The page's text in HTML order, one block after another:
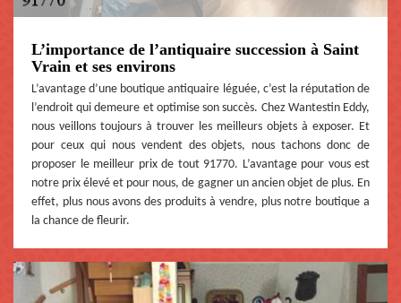
L’importance de l’antiquaire succession à Saint
Vrain et ses environs
L’avantage d’une boutique antiquaire léguée, c’est la réputation de
l’endroit qui demeure et optimise son succès. Chez Wantestin Eddy,
nous veillons toujours à trouver les meilleurs objets à exposer. Et
pour ceux qui nous vendent des objets, nous tachons donc de
proposer le meilleur prix de tout 91770. L’avantage pour vous est
notre prix élevé et pour nous, de gagner un ancien objet de plus. En
effet, plus nous avons des produits à vendre, plus notre boutique a
la chance de fleurir.